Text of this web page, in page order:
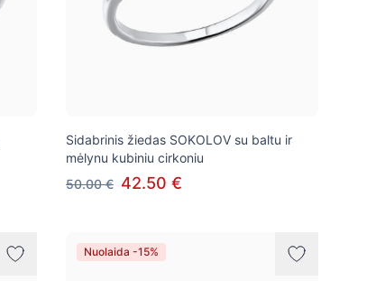
Sidabrinis žiedas SOKOLOV su baltu ir
mėlynu kubiniu cirkoniu
50.00 € 42.50 €
Nuolaida -15%